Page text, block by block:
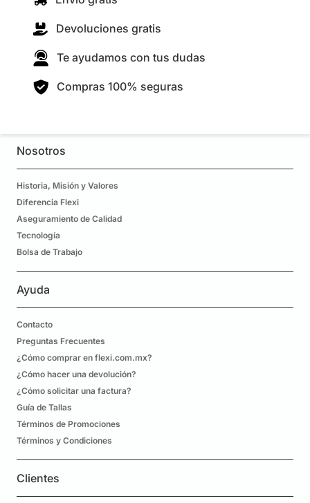
Devoluciones gratis
Te ayudamos con tus dudas
Compras 100% seguras
Nosotros
Historia, Misión y Valores
Diferencia Flexi
Aseguramiento de Calidad
Tecnología
Bolsa de Trabajo
Ayuda
Contacto
Preguntas Frecuentes
¿Cómo comprar en flexi.com.mx?
¿Cómo hacer una devolución?
¿Cómo solicitar una factura?
Guía de Tallas
Términos de Promociones
Términos y Condiciones
Clientes